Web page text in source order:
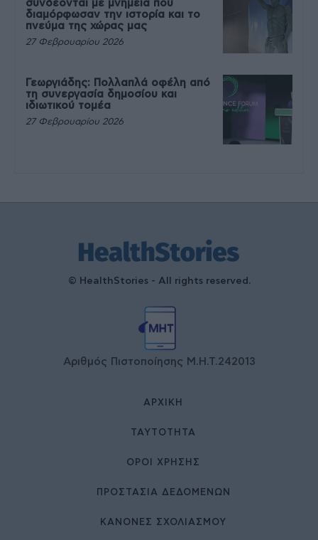
συνδέονται με μνημεία που
διαμόρφωσαν την ιστορία και το
πνεύμα της χώρας μας
27 Φεβρουαρίου 2026
Γεωργιάδης: Πολλαπλά οφέλη από
τη συνεργασία δημοσίου και
ιδιωτικού τομέα
27 Φεβρουαρίου 2026
© HealthStories - All rights reserved.
Αριθμός Πιστοποίησης Μ.Η.Τ.242013
ΑΡΧΙΚΉ
ΤΑΥΤΌΤΗΤΑ
ΌΡΟΙ ΧΡΉΣΗΣ
ΠΡΟΣΤΑΣΙΑ ΔΕΔΟΜΕΝΩΝ
ΚΑΝΟΝΕΣ ΣΧΟΛΙΑΣΜΟΥ